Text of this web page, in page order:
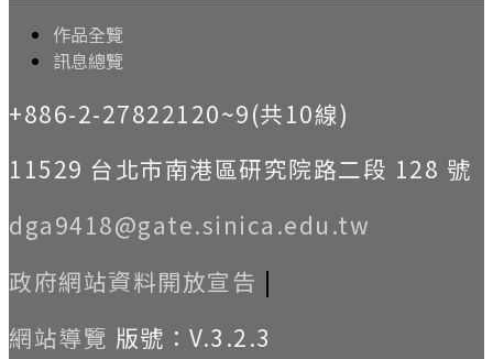
作品全覽
訊息總覽
+886-2-27822120~9(共10線)
11529 台北市南港區研究院路二段 128 號
dga9418@gate.sinica.edu.tw
政府網站資料開放宣告 |
網站導覽 版號：V.3.2.3